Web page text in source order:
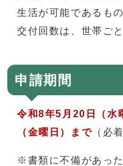
生活が可能であるも
交付回数は、世帯ご
申請期間
令和8年5月20日（水
（金曜日）まで （必
※書類に不備があっ